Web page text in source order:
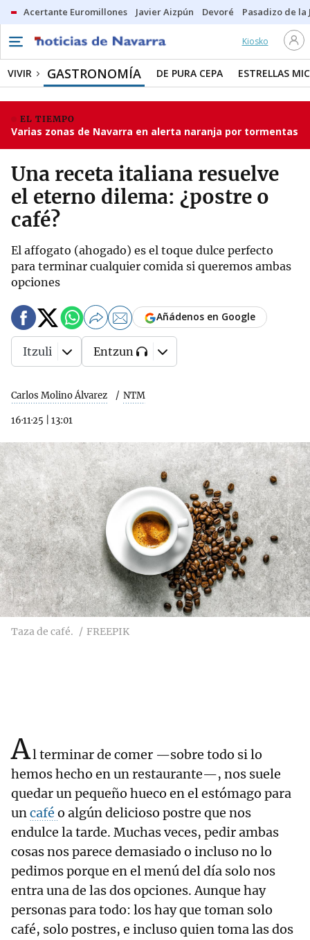
Acertante Euromillones Javier Aizpún Devoré Pasadizo de la
Kiosko
VIVIR GASTRONOMÍA DE PURA CEPA ESTRELLAS
EL TIEMPO
Varias zonas de Navarra en alerta naranja por tormentas
Una receta italiana resuelve
el eterno dilema: ¿postre o
café?
El affogato (ahogado) es el toque dulce perfecto
para terminar cualquier comida si queremos ambas
opciones
Carlos Molino Álvarez NTM
16·11·25 13:01
Añádenos en Google
Itzuli Entzun
Taza de café. FREEPIK
Al terminar de comer —sobre todo si lo
hemos hecho en un restaurante—, nos suele
quedar un pequeño hueco en el estómago para
uncafé o algún delicioso postre que nos
endulce la tarde. Muchas veces, pedir ambas
cosas nos parece demasiado o incluso no lo
pedimos porque en el menú del día solo nos
entra una de las dos opciones. Aunque hay
personas para todo: los hay que toman solo
café, solo postres, e incluso quien toma las dos